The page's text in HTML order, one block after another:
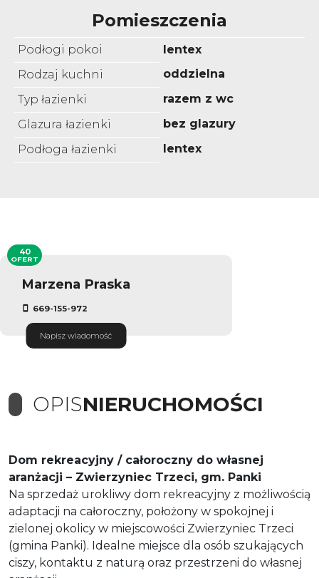
Pomieszczenia
Podłogi pokoi
lentex
Rodzaj kuchni
oddzielna
Typ łazienki
razem z wc
Glazura łazienki
bez glazury
Podłoga łazienki
lentex
Marzena Praska
669-155-972
Napisz wiadomość
40
OFERT
OPISNIERUCHOMOŚCI
Dom rekreacyjny / całoroczny do własnej
aranżacji – Zwierzyniec Trzeci, gm. Panki
Na sprzedaż urokliwy dom rekreacyjny z możliwością
adaptacji na całoroczny, położony w spokojnej i
zielonej okolicy w miejscowości Zwierzyniec Trzeci
(gmina Panki). Idealne miejsce dla osób szukających
ciszy, kontaktu z naturą oraz przestrzeni do własnej